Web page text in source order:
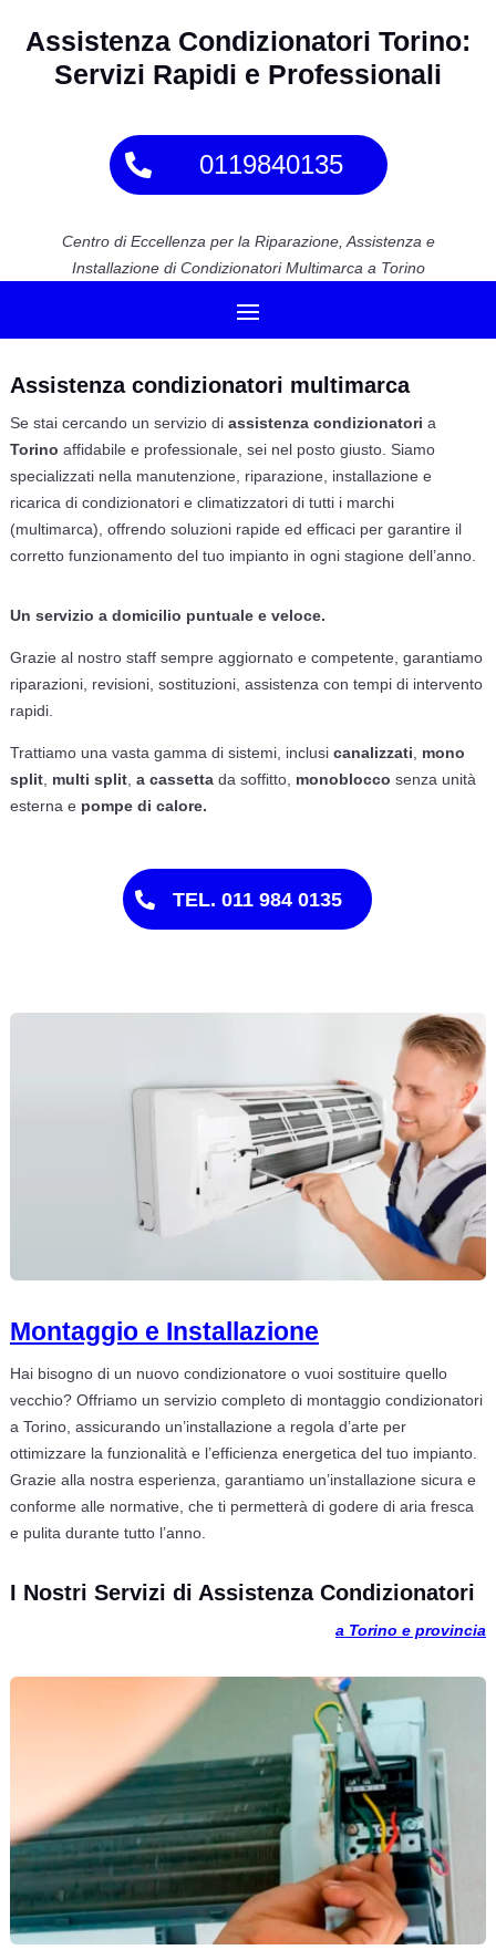
Assistenza Condizionatori Torino:
Servizi Rapidi e Professionali
0119840135
Centro di Eccellenza per la Riparazione, Assistenza e
Installazione di Condizionatori Multimarca a Torino
Assistenza condizionatori multimarca
Se stai cercando un servizio di assistenza condizionatori a
Torino affidabile e professionale, sei nel posto giusto. Siamo
specializzati nella manutenzione, riparazione, installazione e
ricarica di condizionatori e climatizzatori di tutti i marchi
(multimarca), offrendo soluzioni rapide ed efficaci per garantire il
corretto funzionamento del tuo impianto in ogni stagione dell’anno.
Un servizio a domicilio puntuale e veloce.
Grazie al nostro staff sempre aggiornato e competente, garantiamo
riparazioni, revisioni, sostituzioni, assistenza con tempi di intervento
rapidi.
Trattiamo una vasta gamma di sistemi, inclusi canalizzati, mono
split, multi split, a cassettada soffitto, monoblocco senza unità
esterna e pompe di calore.
TEL. 011 984 0135
Montaggio e Installazione
Hai bisogno di un nuovo condizionatore o vuoi sostituire quello
vecchio? Offriamo un servizio completo di montaggio condizionatori
a Torino, assicurando un’installazione a regola d’arte per
ottimizzare la funzionalità e l’efficienza energetica del tuo impianto.
Grazie alla nostra esperienza, garantiamo un’installazione sicura e
conforme alle normative, che ti permetterà di godere di aria fresca
e pulita durante tutto l’anno.
I Nostri Servizi di Assistenza Condizionatori
a Torino e provincia